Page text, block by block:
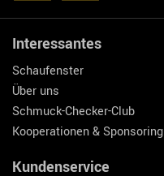
Interessantes
Schaufenster
Über uns
Schmuck-Checker-Club
Kooperationen & Sponsoring
Kundenservice